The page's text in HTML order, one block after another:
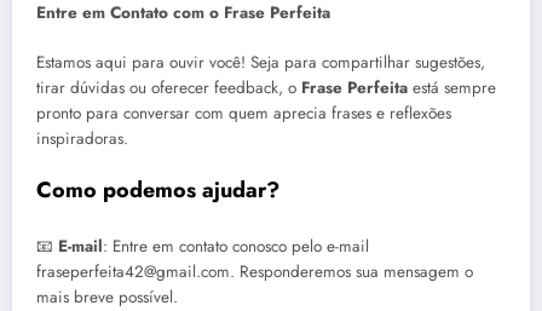
Entre em Contato com o Frase Perfeita
Estamos aqui para ouvir você! Seja para compartilhar sugestões,
tirar dúvidas ou oferecer feedback, o Frase Perfeita está sempre
pronto para conversar com quem aprecia frases e reflexões
inspiradoras.
Como podemos ajudar?
📧 E-mail: Entre em contato conosco pelo e-mail
fraseperfeita42@gmail.com. Responderemos sua mensagem o
mais breve possível.